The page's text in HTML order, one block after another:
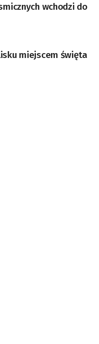
fizycznych,
ds.
Lotniczo-
Satelitarnych PAN.
wchodzi do
miejscem święta